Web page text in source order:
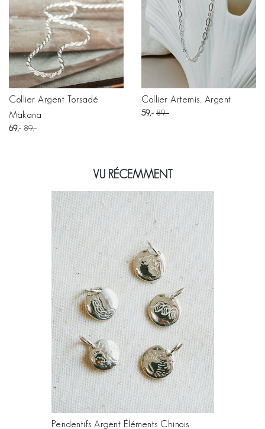
Collier Argent Torsadé
Makana
69 89
Collier Artemis, Argent
59 89
VU RÉCEMMENT
Pendentifs Argent Éléments Chinois